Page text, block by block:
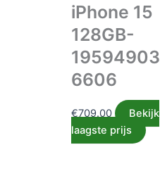
iPhone 15
128GB-
19594903
6606
€709.00
Bekijk
laagste prijs